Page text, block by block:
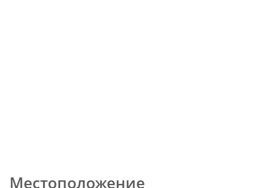
Местоположение